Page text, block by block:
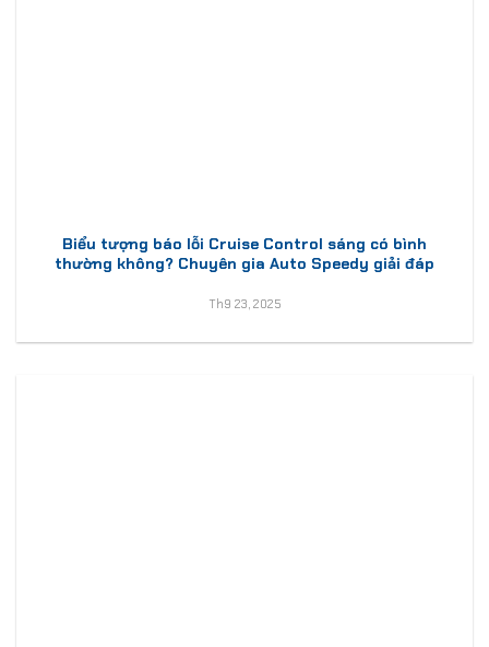
Biểu tượng báo lỗi Cruise Control sáng có bình
thường không? Chuyên gia Auto Speedy giải đáp
Th9 23, 2025